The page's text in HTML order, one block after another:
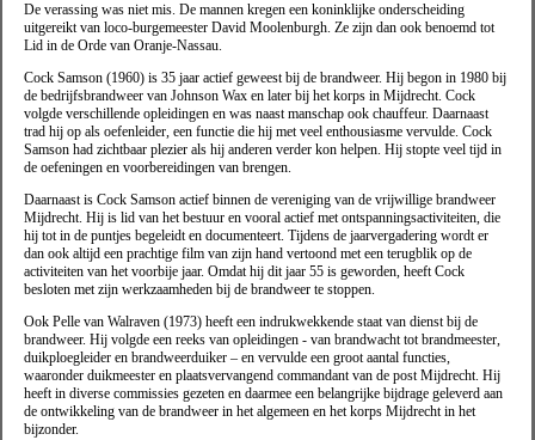
De verassing was niet mis. De mannen kregen een koninklijke onderscheiding
uitgereikt van loco-burgemeester David Moolenburgh. Ze zijn dan ook benoemd tot
Lid in de Orde van Oranje-Nassau.
Cock Samson (1960) is 35 jaar actief geweest bij de brandweer. Hij begon in 1980 bij
de bedrijfsbrandweer van Johnson Wax en later bij het korps in Mijdrecht. Cock
volgde verschillende opleidingen en was naast manschap ook chauffeur. Daarnaast
trad hij op als oefenleider, een functie die hij met veel enthousiasme vervulde. Cock
Samson had zichtbaar plezier als hij anderen verder kon helpen. Hij stopte veel tijd in
de oefeningen en voorbereidingen van brengen.
Daarnaast is Cock Samson actief binnen de vereniging van de vrijwillige brandweer
Mijdrecht. Hij is lid van het bestuur en vooral actief met ontspanningsactiviteiten, die
hij tot in de puntjes begeleidt en documenteert. Tijdens de jaarvergadering wordt er
dan ook altijd een prachtige film van zijn hand vertoond met een terugblik op de
activiteiten van het voorbije jaar. Omdat hij dit jaar 55 is geworden, heeft Cock
besloten met zijn werkzaamheden bij de brandweer te stoppen.
Ook Pelle van Walraven (1973) heeft een indrukwekkende staat van dienst bij de
brandweer. Hij volgde een reeks van opleidingen - van brandwacht tot brandmeester,
duikploegleider en brandweerduiker – en vervulde een groot aantal functies,
waaronder duikmeester en plaatsvervangend commandant van de post Mijdrecht. Hij
heeft in diverse commissies gezeten en daarmee een belangrijke bijdrage geleverd aan
de ontwikkeling van de brandweer in het algemeen en het korps Mijdrecht in het
bijzonder.